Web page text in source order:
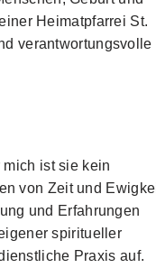
Heimatpfarrei St.
verantwortungsvolle
ist sie kein
von Zeit und
und Erfahrungen
spiritueller
Praxis auf.